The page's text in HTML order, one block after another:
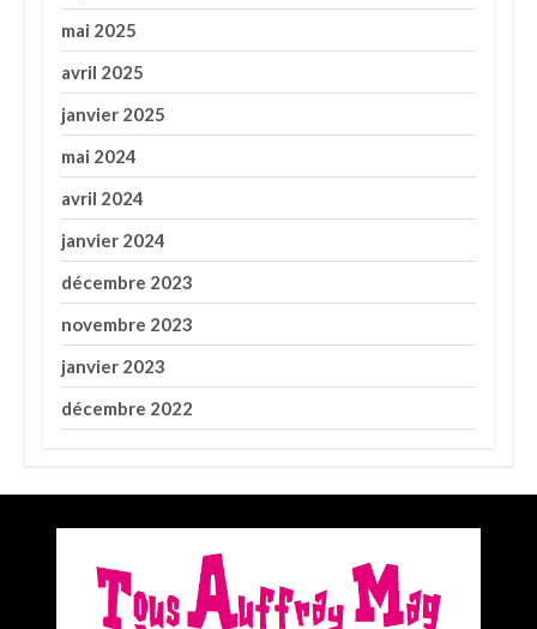
mai 2025
avril 2025
janvier 2025
mai 2024
avril 2024
janvier 2024
décembre 2023
novembre 2023
janvier 2023
décembre 2022